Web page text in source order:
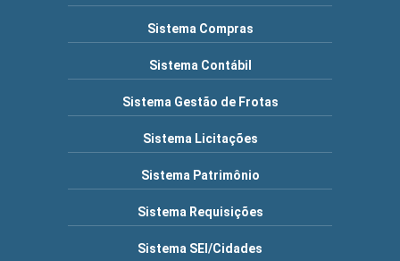
Sistema Compras
Sistema Contábil
Sistema Gestão de Frotas
Sistema Licitações
Sistema Patrimônio
Sistema Requisições
Sistema SEI/Cidades